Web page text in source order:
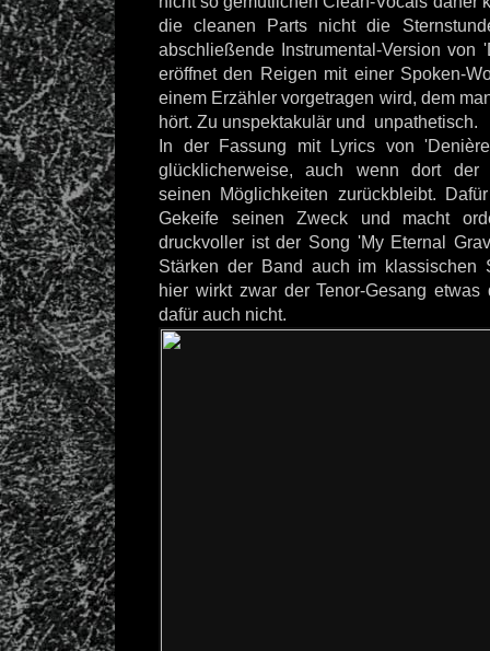
die cleanen Parts nicht die
abschließende Instrumental-Version von
eröffnet den Reigen mit einer Spoken-
einem Erzähler vorgetragen wird, dem
hört. Zu unspektakulär und unpathetisch.
In der Fassung mit Lyrics von
glücklicherweise, auch wenn dort der
seinen Möglichkeiten zurückbleibt.
Gekeife seinen Zweck und macht
druckvoller ist der Song 'My Eternal
Stärken der Band auch im klassischen
hier wirkt zwar der Tenor-Gesang etwas
dafür auch nicht.